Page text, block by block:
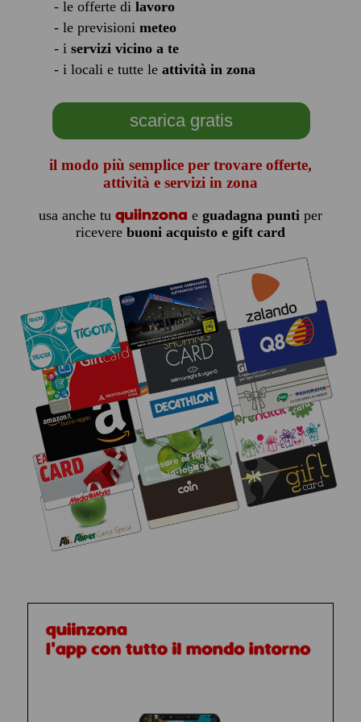
- le offerte di lavoro
- le previsioni meteo
- i servizi vicino a te
- i locali e tutte le attività in zona
scarica gratis
il modo più semplice per trovare offerte,
attività e servizi in zona
usa anche tu quiinzona e guadagna puntiper
ricevere buoni acquisto e gift card